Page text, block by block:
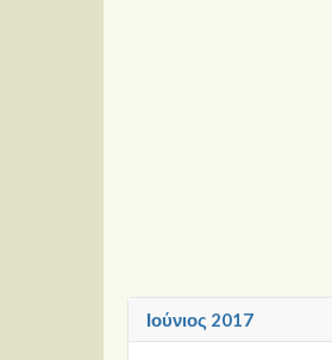
Ιούνιος 2017